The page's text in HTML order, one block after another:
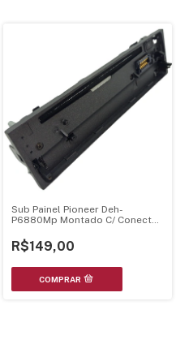
Sub Painel Pioneer Deh-
P6880Mp Montado C/ Conector
R$149,00